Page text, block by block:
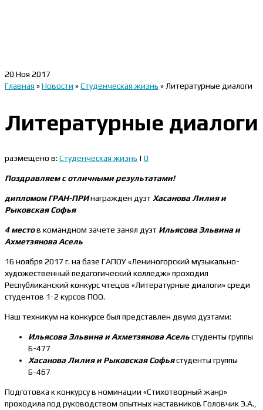
20 Ноя 2017
Главная »Новости »Студенческая жизнь » Литературные диалоги
Литературные диалоги
размещено в: Студенческая жизнь | 0
Поздравляем с отличными результатами!
дипломом ГРАН-ПРИнагражден дуэт Хасанова Лилия и
Рыковская Софья
4 местов командном зачете занял дуэт Ильясова Эльвина и
Ахметзянова Асель
16 ноября 2017 г. на базе ГАПОУ «Лениногорский музыкально-
художественный педагогический колледж» проходил
Республиканский конкурс чтецов «Литературные диалоги» среди
студентов 1-2 курсов ПОО.
Наш техникум на конкурсе был представлен двумя дуэтами:
Ильясова Эльвина и Ахметзянова Асельстуденты группы
Б-477
Хасанова Лилия и Рыковская Софьястуденты группы
Б-467
Подготовка к конкурсу в номинации «Стихотворный жанр»
проходила под руководством опытных наставников Головчик Э.А.,